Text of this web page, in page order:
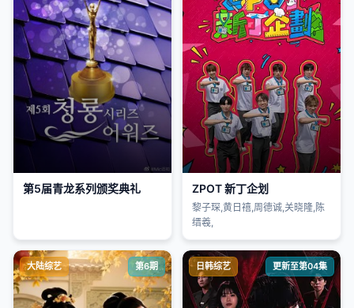
第5届青龙系列颁奖典礼 ZPOT 新丁企划
黎子琛,黄日禧,周德诚,关晓隆,陈
缙羲,
大陆综艺 第6期 日韩综艺 更新至第04集